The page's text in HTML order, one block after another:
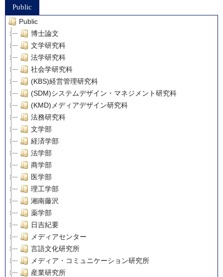
Public
Public
博士論文
文学研究科
法学研究科
社会学研究科
(KBS)経営管理研究科
(SDM)システムデザイン・マネジメント研究科
(KMD)メディアデザイン研究科
法務研究科
文学部
経済学部
法学部
商学部
医学部
理工学部
湘南藤沢
薬学部
日吉紀要
メディアセンター
言語文化研究所
メディア・コミュニケーション研究所
産業研究所